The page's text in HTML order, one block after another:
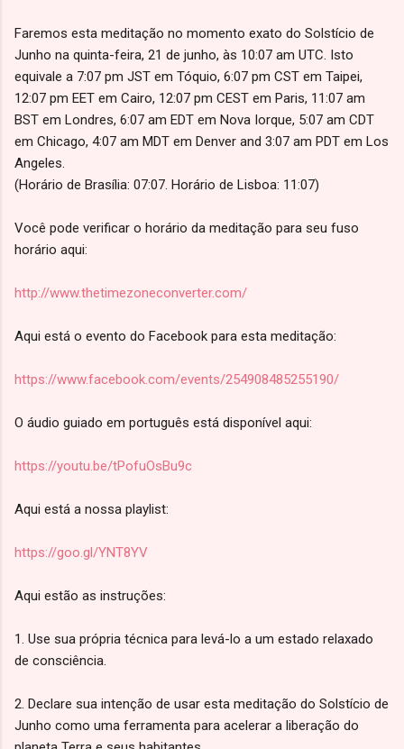
Faremos esta meditação no momento exato do Solstício de
Junho na quinta-feira, 21 de junho, às 10:07 am UTC. Isto
equivale a 7:07 pm JST em Tóquio, 6:07 pm CST em Taipei,
12:07 pm EET em Cairo, 12:07 pm CEST em Paris, 11:07 am
BST em Londres, 6:07 am EDT em Nova Iorque, 5:07 am CDT
em Chicago, 4:07 am MDT em Denver and 3:07 am PDT em Los
Angeles.
(Horário de Brasília: 07:07. Horário de Lisboa: 11:07)
Você pode verificar o horário da meditação para seu fuso
horário aqui:
http://www.thetimezoneconverter.com/
Aqui está o evento do Facebook para esta meditação:
https://www.facebook.com/events/254908485255190/
O áudio guiado em português está disponível aqui:
https://youtu.be/tPofuOsBu9c
Aqui está a nossa playlist:
https://goo.gl/YNT8YV
Aqui estão as instruções:
1. Use sua própria técnica para levá-lo a um estado relaxado
de consciência.
2. Declare sua intenção de usar esta meditação do Solstício de
Junho como uma ferramenta para acelerar a liberação do